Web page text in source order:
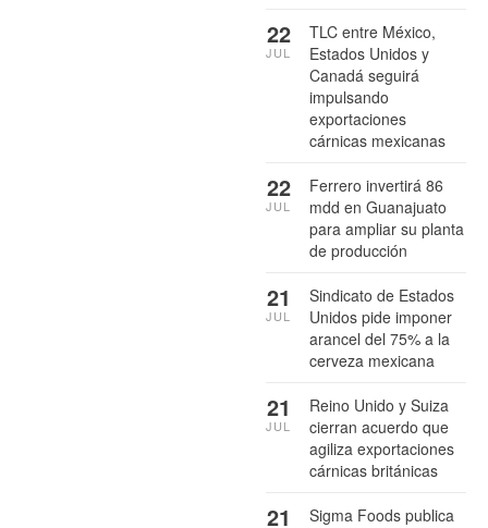
TLC entre México,
Estados Unidos y
Canadá seguirá
impulsando
exportaciones
cárnicas mexicanas
22
JUL
Ferrero invertirá 86
mdd en Guanajuato
para ampliar su planta
de producción
22
JUL
Sindicato de Estados
Unidos pide imponer
arancel del 75% a la
cerveza mexicana
21
JUL
Reino Unido y Suiza
cierran acuerdo que
agiliza exportaciones
cárnicas británicas
21
JUL
Sigma Foods publica
21